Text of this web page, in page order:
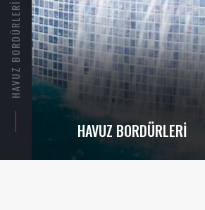
HAVUZ BORDÜRLERI
HAVUZ BORDÜRLERI